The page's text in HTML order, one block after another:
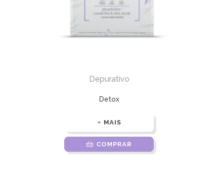
Depurativo
Detox
MAIS
COMPRAR